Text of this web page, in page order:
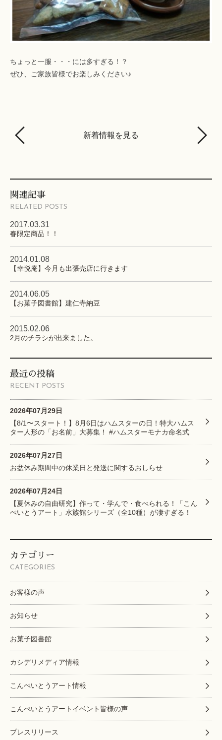
最近の投稿
RECENT POSTS
2026年07月29日
【8/1〜スタート！】8月6日はハムスターの日！特大ハムス
ター人形の「お名前」大募集！ #ハムスターモナカ命名式
2026年07月27日
お盆休み期間中の休業日と発送に関するおしらせ
2026年07月24日
【夏休みの自由研究】作って・学んで・食べられる！「こん
ぺいとうアート」水族館シリーズ（全10種）が凄すぎる！
カテゴリー
CATEGORIES
お客様の声
お知らせ
お菓子図書館
カシデリメディア情報
こんぺいとうアート情報
こんぺいとうアートイベント皆様の声
プレスリリース
ちょっと一服・・・には多すぎる！？
ぜひ、ご家族皆様でお楽しみください♪
新着情報を見る
関連記事
RELATED POSTS
2017.03.31
春限定商品！！
2014.01.08
【幸悦庵】今月も出張売店に行きます
2014.06.05
【お菓子図書館】建仁寺納豆
2015.02.06
2月のチラシが出来ました。